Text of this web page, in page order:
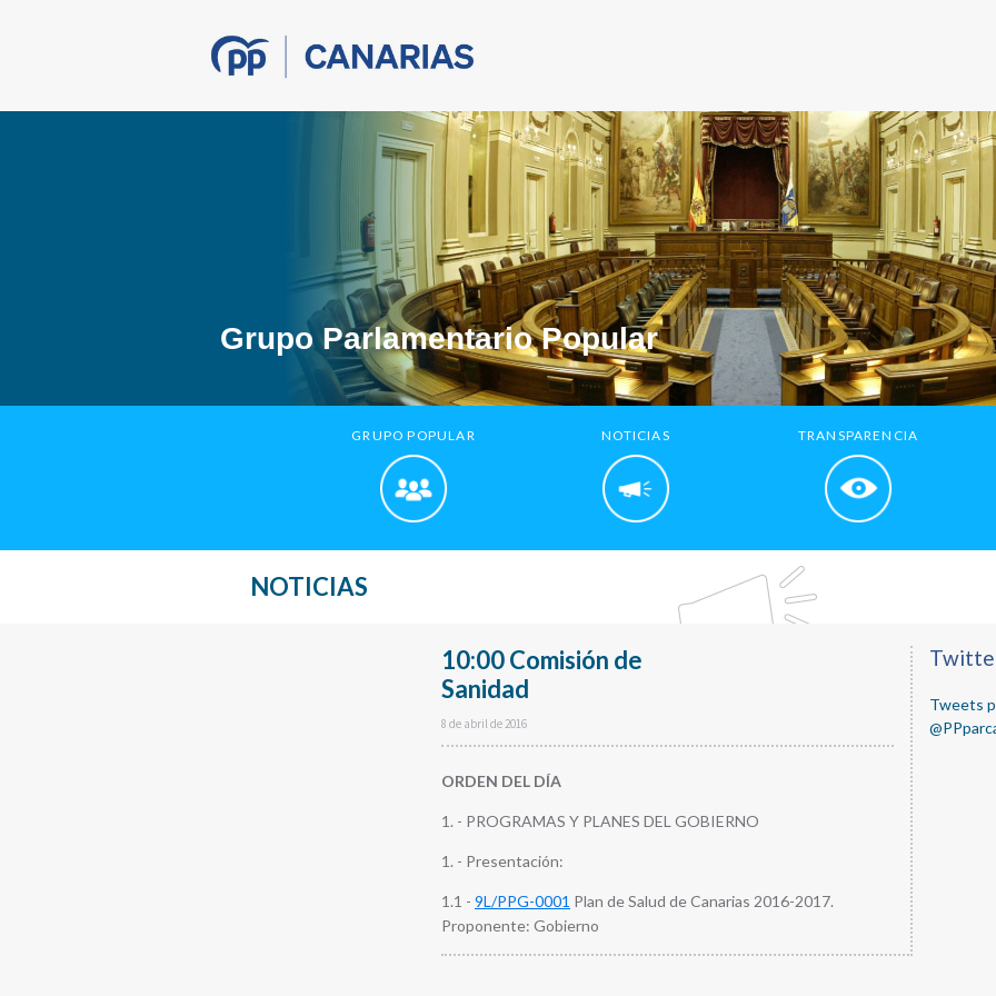
Grupo Parlamentario Popular
GRUPO POPULAR NOTICIAS TRANSPARENCIA
NOTICIAS
10:00 Comisión de
Sanidad
8 de abril de 2016
ORDEN DEL DÍA
1. - PROGRAMAS Y PLANES DEL GOBIERNO
1. - Presentación:
1.1 - 9L/PPG-0001 Plan de Salud de Canarias 2016-2017.
Proponente: Gobierno
Tweets